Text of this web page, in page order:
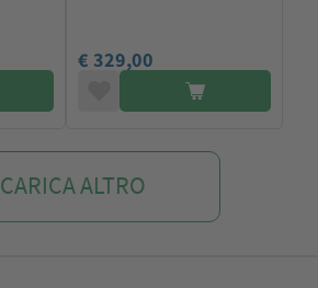
€ 329,00
CARICA ALTRO